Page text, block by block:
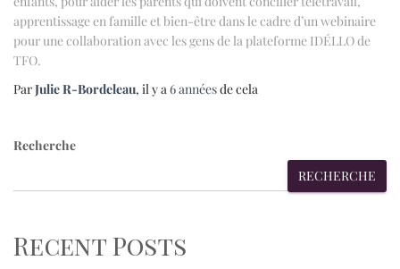
apprentissage en famille et bien-être dans le cadre d’un webinaire
pour une collaboration avec les gens de la plateforme IDÉLLO de
TFO.
ParJulie R-Bordeleau, il y a6 annéesde cela
Recherche
RECHERCHE
Recent Posts